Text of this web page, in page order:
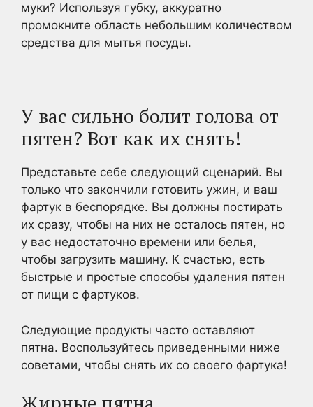
муки? Используя губку, аккуратно
промокните область небольшим количеством
средства для мытья посуды.
У вас сильно болит голова от
пятен? Вот как их снять!
Представьте себе следующий сценарий. Вы
только что закончили готовить ужин, и ваш
фартук в беспорядке. Вы должны постирать
их сразу, чтобы на них не осталось пятен, но
у вас недостаточно времени или белья,
чтобы загрузить машину. К счастью, есть
быстрые и простые способы удаления пятен
от пищи с фартуков.
Следующие продукты часто оставляют
пятна. Воспользуйтесь приведенными ниже
советами, чтобы снять их со своего фартука!